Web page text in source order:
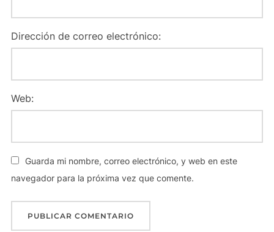
Dirección de correo electrónico:
Web:
Guarda mi nombre, correo electrónico, y web en este
navegador para la próxima vez que comente.